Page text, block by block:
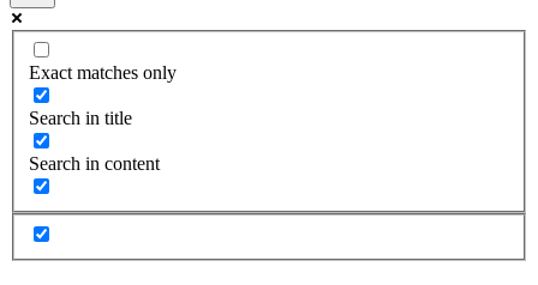
Exact matches only
Search in title
Search in content